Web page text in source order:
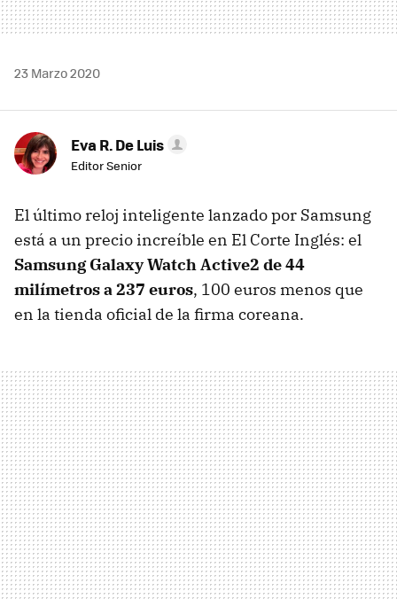
23 Marzo 2020
Eva R. De Luis
Editor Senior
El último reloj inteligente lanzado por Samsung
está a un precio increíble en El Corte Inglés: el
Samsung Galaxy Watch Active2 de 44
milímetros a 237 euros, 100 euros menos que
en la tienda oficial de la firma coreana.